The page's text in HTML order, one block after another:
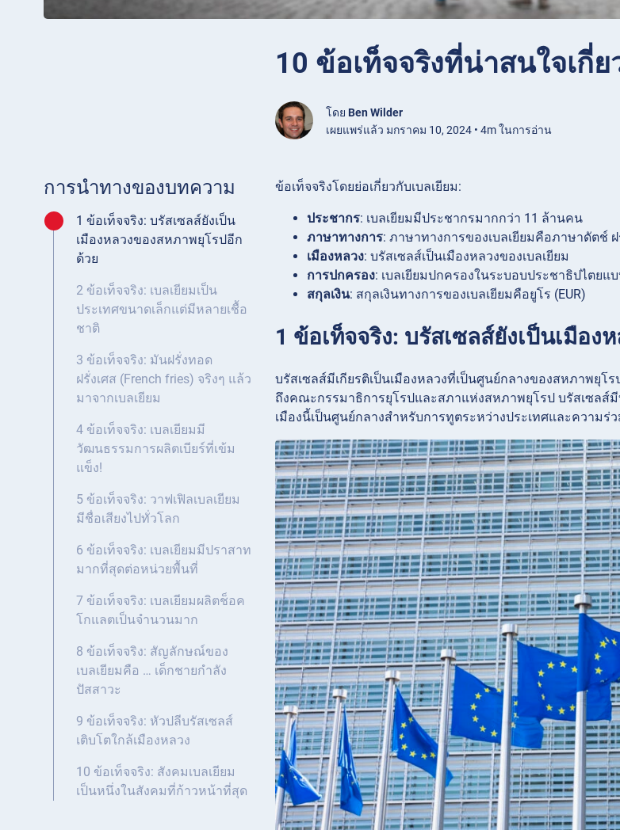
10 ข้อเท็จจริงที่น่าสนใจเกี่ย
โดย Ben Wilder
เผยแพร่แล้ว มกราคม 10, 2024 • 4m ในการอ่าน
การนำทางของบทความ
1 ข้อเท็จจริง: บรัสเซลส์ยังเป็น
เมืองหลวงของสหภาพยุโรปอีก
ด้วย
2 ข้อเท็จจริง: เบลเยียมเป็น
ประเทศขนาดเล็กแต่มีหลายเชื้อ
ชาติ
3 ข้อเท็จจริง: มันฝรั่งทอด
ฝรั่งเศส (French fries) จริงๆ แล้ว
มาจากเบลเยียม
4 ข้อเท็จจริง: เบลเยียมมี
วัฒนธรรมการผลิตเบียร์ที่เข้ม
แข็ง!
5 ข้อเท็จจริง: วาฟเฟิลเบลเยียม
มีชื่อเสียงไปทั่วโลก
6 ข้อเท็จจริง: เบลเยียมมีปราสาท
มากที่สุดต่อหน่วยพื้นที่
7 ข้อเท็จจริง: เบลเยียมผลิตช็อค
โกแลตเป็นจำนวนมาก
8 ข้อเท็จจริง: สัญลักษณ์ของ
เบลเยียมคือ … เด็กชายกำลัง
ปัสสาวะ
9 ข้อเท็จจริง: หัวปลีบรัสเซลส์
เติบโตใกล้เมืองหลวง
10 ข้อเท็จจริง: สังคมเบลเยียม
เป็นหนึ่งในสังคมที่ก้าวหน้าที่สุด
ข้อเท็จจริงโดยย่อเกี่ยวกับเบลเยียม:
ประชากร: เบลเยียมมีประชากรมากกว่า 11 ล้านคน
ภาษาทางการ: ภาษาทางการของเบลเยียมคือภาษาดัตช์ ฝ
เมืองหลวง: บรัสเซลส์เป็นเมืองหลวงของเบลเยียม
การปกครอง: เบลเยียมปกครองในระบอบประชาธิปไตย
สกุลเงิน: สกุลเงินทางการของเบลเยียมคือยูโร (EUR)
1 ข้อเท็จจริง: บรัสเซลส์ยังเป็นเมือ
บรัสเซลส์มีเกียรติเป็นเมืองหลวงที่เป็นศูนย์กลางของสหภาพยุ
ถึงคณะกรรมาธิการยุโรปและสภาแห่งสหภาพยุโรป บรัสเซล
เมืองนี้เป็นศูนย์กลางสำหรับการทูตระหว่างประเทศและความ